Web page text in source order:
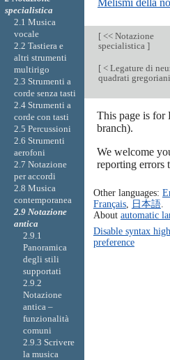
[<< Notazione
specialistica ]
[< Legature di
quadrati gregoriani
This page is for
branch).
We welcome
reporting errors
Other languages:
Français, 日本語.
About automatic
Disable syntax
preference
specialistica
2.1 Musica
vocale
2.2 Tastiera e
altri strumenti
multirigo
2.3 Strumenti a
corde senza tasti
2.4 Strumenti a
corde con tasti
2.5 Percussioni
2.6 Strumenti
aerofoni
2.7 Notazione
per accordi
2.8 Musica
contemporanea
2.9 Notazione
antica
2.9.1
Panoramica
degli stili
supportati
2.9.2
Notazione
antica –
funzionalità
comuni
2.9.3 Scrivere
la musica